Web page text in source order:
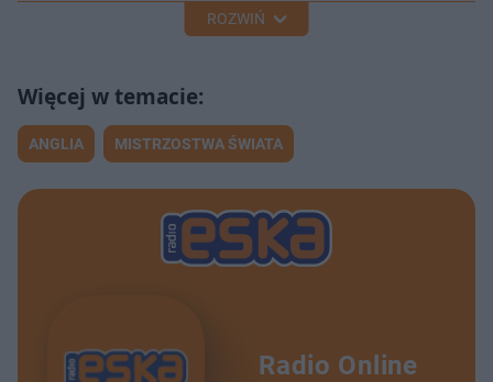
ROZWIŃ
ANGLIA MISTRZOSTWA ŚWIATA
Radio Online